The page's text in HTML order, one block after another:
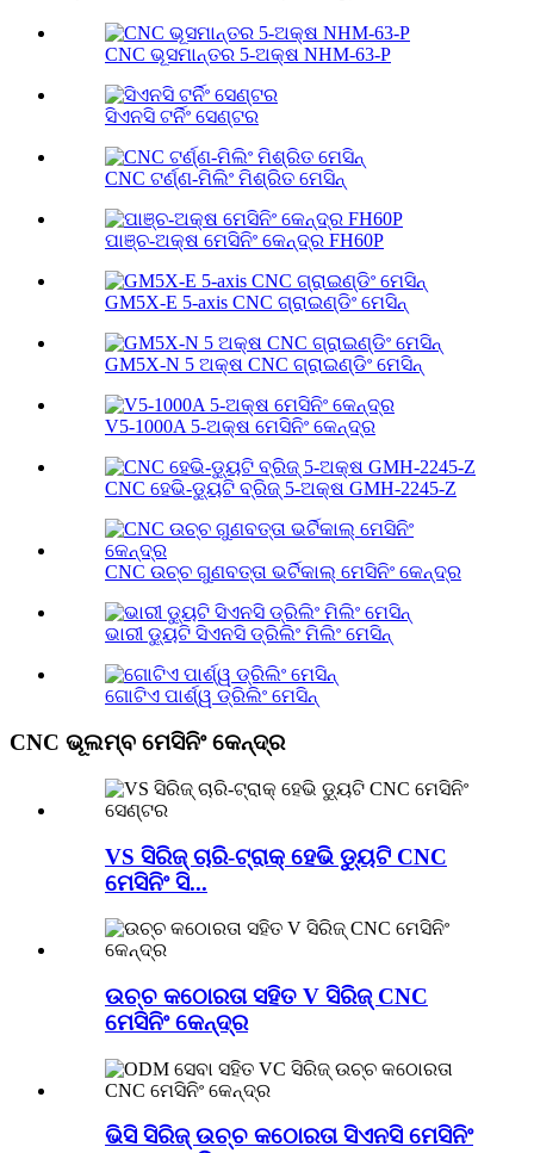
CNC ଭୂସମାନ୍ତର 5-ଅକ୍ଷ NHM-63-P
ସିଏନସି ଟର୍ନିଂ ସେଣ୍ଟର
CNC ଟର୍ଣ୍ଣ-ମିଲିଂ ମିଶ୍ରିତ ମେସିନ୍
ପାଞ୍ଚ-ଅକ୍ଷ ମେସିନିଂ କେନ୍ଦ୍ର FH60P
GM5X-E 5-axis CNC ଗ୍ରାଇଣ୍ଡିଂ ମେସିନ୍
GM5X-N 5 ଅକ୍ଷ CNC ଗ୍ରାଇଣ୍ଡିଂ ମେସିନ୍
V5-1000A 5-ଅକ୍ଷ ମେସିନିଂ କେନ୍ଦ୍ର
CNC ହେଭି-ଡ୍ୟୁଟି ବ୍ରିଜ୍ 5-ଅକ୍ଷ GMH-2245-Z
CNC ଉଚ୍ଚ ଗୁଣବତ୍ତା ଭର୍ଟିକାଲ୍ ମେସିନିଂ କେନ୍ଦ୍ର
ଭାରୀ ଡ୍ୟୁଟି ସିଏନସି ଡ୍ରିଲିଂ ମିଲିଂ ମେସିନ୍
ଗୋଟିଏ ପାର୍ଶ୍ୱ ଡ୍ରିଲିଂ ମେସିନ୍
CNC ଭୂଲମ୍ବ ମେସିନିଂ କେନ୍ଦ୍ର
VS ସିରିଜ୍ ଚାରି-ଟ୍ରାକ୍ ହେଭି ଡ୍ୟୁଟି CNC
ମେସିନିଂ ସି...
ଉଚ୍ଚ କଠୋରତା ସହିତ V ସିରିଜ୍ CNC
ମେସିନିଂ କେନ୍ଦ୍ର
ଭିସି ସିରିଜ୍ ଉଚ୍ଚ କଠୋରତା ସିଏନସି ମେସିନିଂ